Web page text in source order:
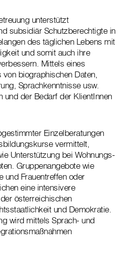
unterstützt
subsidiär Schutzberechtigte in
des täglichen Lebens mit
und somit auch ihre
Mittels eines
biographischen Daten,
Sprachkenntnisse usw.
und der Bedarf der KlientInnen
Einzelberatungen
vermittelt,
Unterstützung bei Wohnungs-
Gruppenangebote wie
und Frauentreffen oder
eine intensivere
österreichischen
und Demokratie.
wird mittels Sprach- und